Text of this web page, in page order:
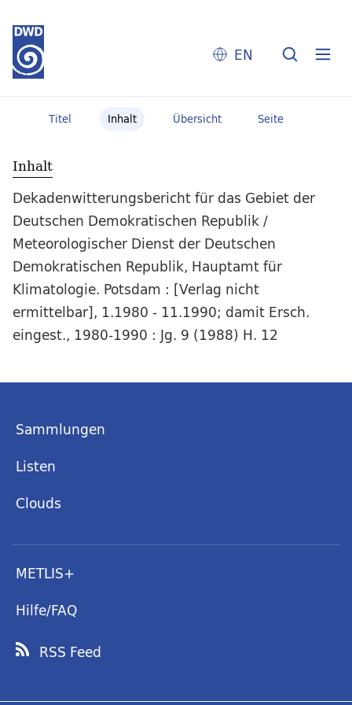
EN
Titel Inhalt Übersicht Seite
Inhalt
Dekadenwitterungsbericht für das Gebiet der
Deutschen Demokratischen Republik /
Meteorologischer Dienst der Deutschen
Demokratischen Republik, Hauptamt für
Klimatologie. Potsdam : [Verlag nicht
ermittelbar], 1.1980 - 11.1990; damit Ersch.
eingest., 1980-1990 : Jg. 9 (1988) H. 12
Sammlungen
Listen
Clouds
METLIS+
Hilfe/FAQ
RSS Feed